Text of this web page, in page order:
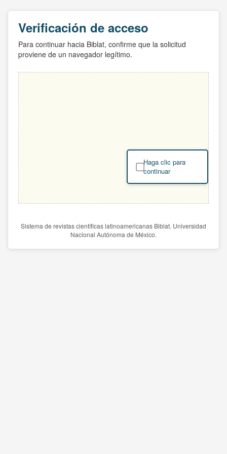
Verificación de acceso
Para continuar hacia Biblat, confirme que la solicitud
proviene de un navegador legítimo.
Haga clic para
continuar
Sistema de revistas científicas latinoamericanas Biblat. Universidad
Nacional Autónoma de México.